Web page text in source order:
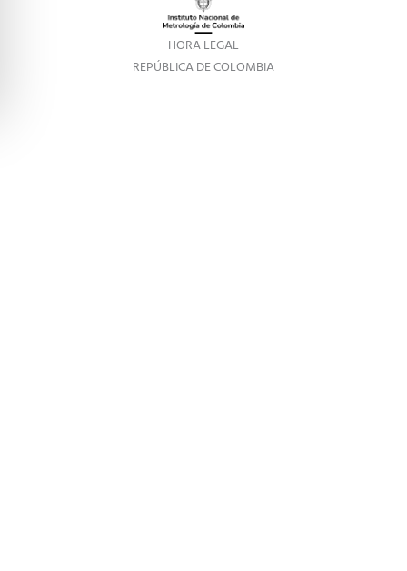
HORA LEGAL
REPÚBLICA DE COLOMBIA